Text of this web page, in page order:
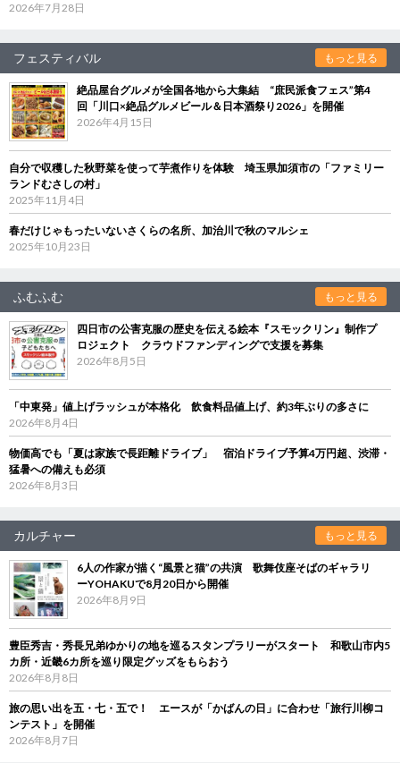
2026年7月28日
フェスティバル もっと見る
絶品屋台グルメが全国各地から大集結 “庶民派食フェス”第4
回「川口×絶品グルメビール＆日本酒祭り2026」を開催
2026年4月15日
自分で収穫した秋野菜を使って芋煮作りを体験 埼玉県加須市の「ファミリー
ランドむさしの村」
2025年11月4日
春だけじゃもったいないさくらの名所、加治川で秋のマルシェ
2025年10月23日
ふむふむ もっと見る
四日市の公害克服の歴史を伝える絵本『スモックリン』制作プ
ロジェクト クラウドファンディングで支援を募集
2026年8月5日
「中東発」値上げラッシュが本格化 飲食料品値上げ、約3年ぶりの多さに
2026年8月4日
物価高でも「夏は家族で長距離ドライブ」 宿泊ドライブ予算4万円超、渋滞・
猛暑への備えも必須
2026年8月3日
カルチャー もっと見る
6人の作家が描く“風景と猫”の共演 歌舞伎座そばのギャラリ
ーYOHAKUで8月20日から開催
2026年8月9日
豊臣秀吉・秀長兄弟ゆかりの地を巡るスタンプラリーがスタート 和歌山市内5
カ所・近畿6カ所を巡り限定グッズをもらおう
2026年8月8日
旅の思い出を五・七・五で！ エースが「かばんの日」に合わせ「旅行川柳コ
ンテスト」を開催
2026年8月7日